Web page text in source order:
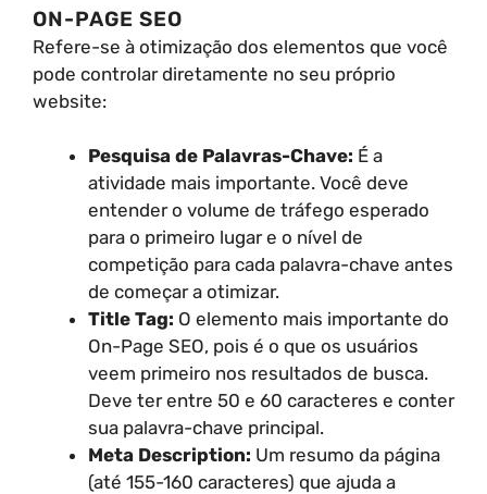
ON-PAGE SEO
Refere-se à otimização dos elementos que você
pode controlar diretamente no seu próprio
website:
Pesquisa de Palavras-Chave: É a
atividade mais importante. Você deve
entender o volume de tráfego esperado
para o primeiro lugar e o nível de
competição para cada palavra-chave antes
de começar a otimizar.
Title Tag: O elemento mais importante do
On-Page SEO, pois é o que os usuários
veem primeiro nos resultados de busca.
Deve ter entre 50 e 60 caracteres e conter
sua palavra-chave principal.
Meta Description: Um resumo da página
(até 155-160 caracteres) que ajuda a